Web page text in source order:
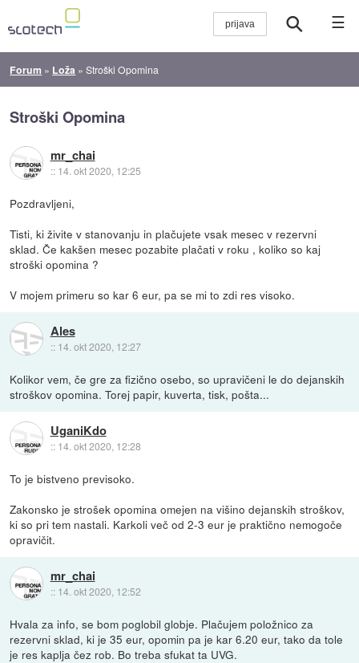
☰
Forum » Loža »Stroški Opomina
Stroški Opomina
mr_chai
:: 14. okt 2020, 12:25
Pozdravljeni,
Tisti, ki živite v stanovanju in plačujete vsak mesec v rezervni
sklad. Če kakšen mesec pozabite plačati v roku , koliko so kaj
stroški opomina ?
V mojem primeru so kar 6 eur, pa se mi to zdi res visoko.
Ales
:: 14. okt 2020, 12:27
Kolikor vem, če gre za fizično osebo, so upravičeni le do dejanskih
stroškov opomina. Torej papir, kuverta, tisk, pošta...
UganiKdo
:: 14. okt 2020, 12:28
To je bistveno previsoko.
Zakonsko je strošek opomina omejen na višino dejanskih stroškov,
ki so pri tem nastali. Karkoli več od 2-3 eur je praktično nemogoče
opravičit.
mr_chai
:: 14. okt 2020, 12:52
Hvala za info, se bom poglobil globje. Plačujem položnico za
rezervni sklad, ki je 35 eur, opomin pa je kar 6.20 eur, tako da tole
je res kaplja čez rob. Bo treba sfukat ta UVG.